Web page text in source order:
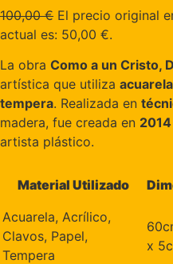
100,00€ El precio original
actual es: 50,00 €.
La obra Como a un Cristo,
artística que utiliza
tempera. Realizada en
madera, fue creada en 2014
artista plástico.
Material Utilizado
Acuarela, Acrílico,
Clavos, Papel,
Tempera
x